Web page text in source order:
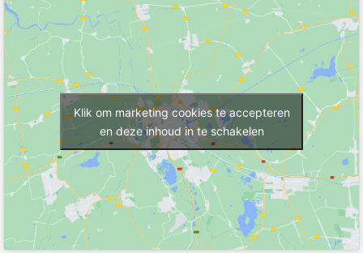
Klik om marketing cookies te accepteren
en deze inhoud in te schakelen